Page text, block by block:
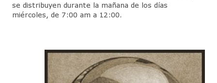
se distribuyen durante la mañana de los días
miércoles, de 7:00 am a 12:00.